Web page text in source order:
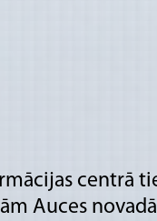
centrā
Auces